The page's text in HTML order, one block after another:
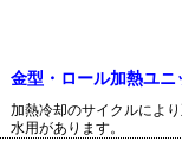
金型・ロール加熱ユニ
加熱冷却のサイクルによ
水用があります。